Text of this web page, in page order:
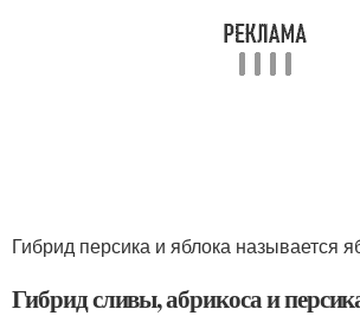
Гибрид персика и яблока называется
Гибрид сливы, абрикоса и